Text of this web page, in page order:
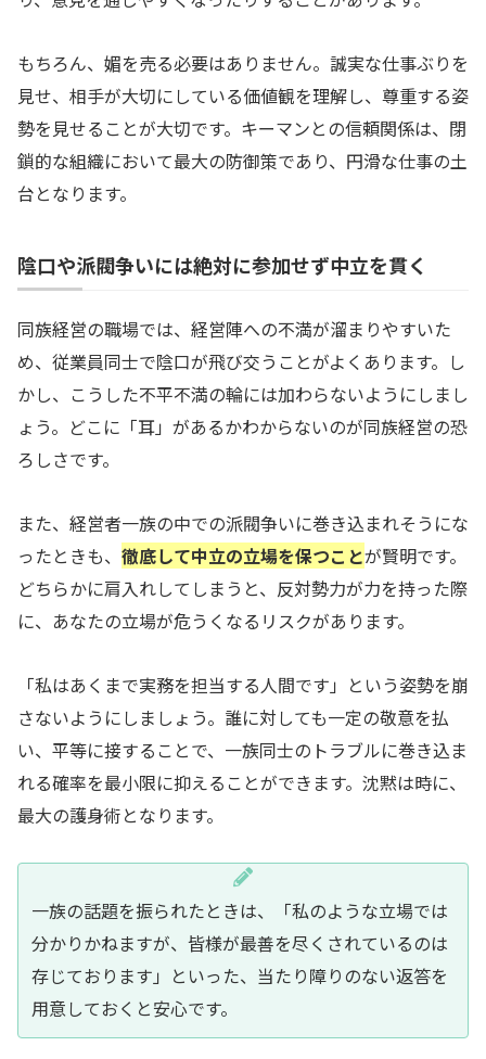
もちろん、媚を売る必要はありません。誠実な仕事ぶりを
見せ、相手が大切にしている価値観を理解し、尊重する姿
勢を見せることが大切です。キーマンとの信頼関係は、閉
鎖的な組織において最大の防御策であり、円滑な仕事の土
台となります。
陰口や派閥争いには絶対に参加せず中立を貫く
同族経営の職場では、経営陣への不満が溜まりやすいた
め、従業員同士で陰口が飛び交うことがよくあります。し
かし、こうした不平不満の輪には加わらないようにしまし
ょう。どこに「耳」があるかわからないのが同族経営の恐
ろしさです。
また、経営者一族の中での派閥争いに巻き込まれそうにな
ったときも、 徹底して中立の立場を保つことが賢明です。
どちらかに肩入れしてしまうと、反対勢力が力を持った際
に、あなたの立場が危うくなるリスクがあります。
「私はあくまで実務を担当する人間です」という姿勢を崩
さないようにしましょう。誰に対しても一定の敬意を払
い、平等に接することで、一族同士のトラブルに巻き込ま
れる確率を最小限に抑えることができます。沈黙は時に、
最大の護身術となります。
一族の話題を振られたときは、「私のような立場では
分かりかねますが、皆様が最善を尽くされているのは
存じております」といった、当たり障りのない返答を
用意しておくと安心です。